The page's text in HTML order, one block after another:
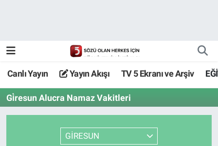
Canlı Yayın Yayın Akışı TV 5 Ekranı ve Arşiv
Gi̇resun Alucra Namaz Vakitleri
GİRESUN
TV 5 Ekranı ve Arşiv